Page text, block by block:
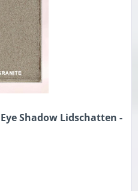
Shadow Lidschatten -